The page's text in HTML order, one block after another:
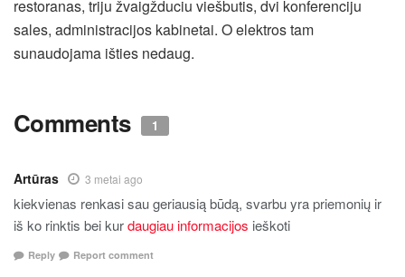
restoranas, triju žvaigžduciu viešbutis, dvi konferenciju
sales, administracijos kabinetai. O elektros tam
sunaudojama išties nedaug.
Comments 1
Artūras 3 metai ago
kiekvienas renkasi sau geriausią būdą, svarbu yra priemonių ir
iš ko rinktis bei kurdaugiau informacijos ieškoti
Reply Report comment